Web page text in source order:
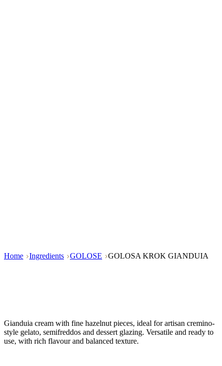
Home Ingredients GOLOSE GOLOSA KROK GIANDUIA
Gianduia cream with fine hazelnut pieces, ideal for artisan cremino-
style gelato, semifreddos and dessert glazing. Versatile and ready to
use, with rich flavour and balanced texture.